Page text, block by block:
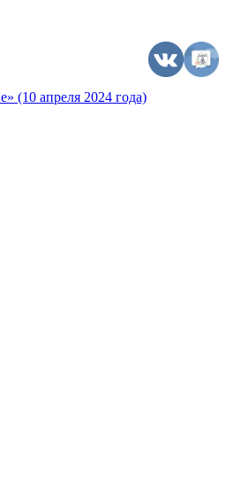
(10 апреля 2024 года)